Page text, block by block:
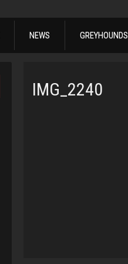
NEWS GREYHOUNDS
IMG_2240